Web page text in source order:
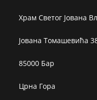
Храм Светог Јована
Јована Томашевића
85000 Бар
Црна Гора